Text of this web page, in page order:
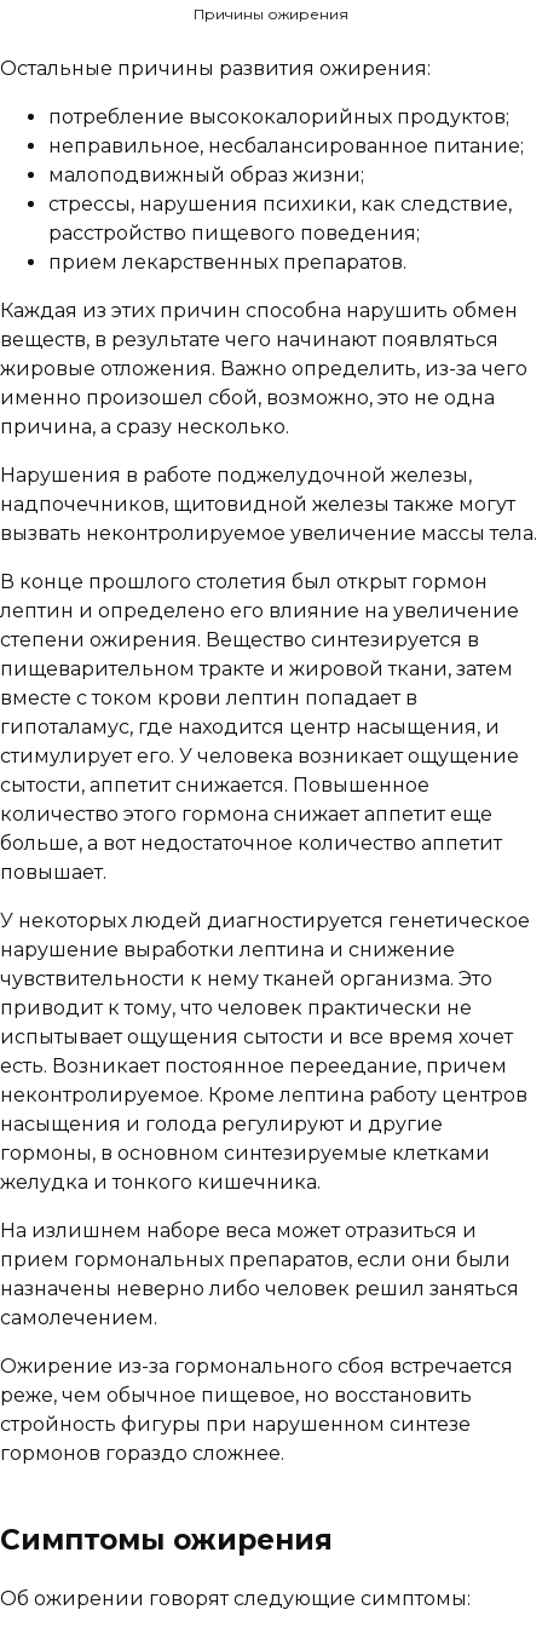
Причины ожирения
Остальные причины развития ожирения:
потребление высококалорийных продуктов;
неправильное, несбалансированное питание;
малоподвижный образ жизни;
стрессы, нарушения психики, как следствие,
расстройство пищевого поведения;
прием лекарственных препаратов.
Каждая из этих причин способна нарушить обмен
веществ, в результате чего начинают появляться
жировые отложения. Важно определить, из-за чего
именно произошел сбой, возможно, это не одна
причина, а сразу несколько.
Нарушения в работе поджелудочной железы,
надпочечников, щитовидной железы также могут
вызвать неконтролируемое увеличение массы тела.
В конце прошлого столетия был открыт гормон
лептин и определено его влияние на увеличение
степени ожирения. Вещество синтезируется в
пищеварительном тракте и жировой ткани, затем
вместе с током крови лептин попадает в
гипоталамус, где находится центр насыщения, и
стимулирует его. У человека возникает ощущение
сытости, аппетит снижается. Повышенное
количество этого гормона снижает аппетит еще
больше, а вот недостаточное количество аппетит
повышает.
У некоторых людей диагностируется генетическое
нарушение выработки лептина и снижение
чувствительности к нему тканей организма. Это
приводит к тому, что человек практически не
испытывает ощущения сытости и все время хочет
есть. Возникает постоянное переедание, причем
неконтролируемое. Кроме лептина работу центров
насыщения и голода регулируют и другие
гормоны, в основном синтезируемые клетками
желудка и тонкого кишечника.
На излишнем наборе веса может отразиться и
прием гормональных препаратов, если они были
назначены неверно либо человек решил заняться
самолечением.
Ожирение из-за гормонального сбоя встречается
реже, чем обычное пищевое, но восстановить
стройность фигуры при нарушенном синтезе
гормонов гораздо сложнее.
Симптомы ожирения
Об ожирении говорят следующие симптомы: